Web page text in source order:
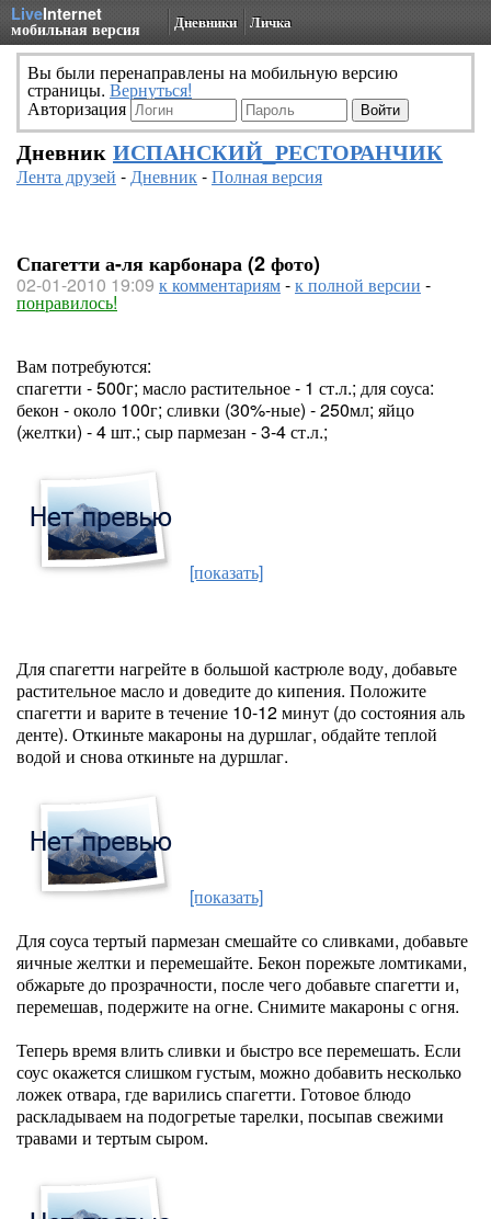
LiveInternet
мобильная версия Дневники Личка
Вы были перенаправлены на мобильную версию
страницы. Вернуться!
Авторизация
Дневник ИСПАНСКИЙ_РЕСТОРАНЧИК
Лента друзей -Дневник-Полная версия
Спагетти а-ля карбонара (2 фото)
02-01-2010 19:09 к комментариям-к полной версии -
понравилось!
Вам потребуются:
спагетти - 500г; масло растительное - 1 ст.л.; для соуса:
бекон - около 100г; сливки (30%-ные) - 250мл; яйцо
(желтки) - 4 шт.; сыр пармезан - 3-4 ст.л.;
[показать]
Для спагетти нагрейте в большой кастрюле воду, добавьте
растительное масло и доведите до кипения. Положите
спагетти и варите в течение 10-12 минут (до состояния аль
денте). Откиньте макароны на дуршлаг, обдайте теплой
водой и снова откиньте на дуршлаг.
[показать]
Для соуса тертый пармезан смешайте со сливками, добавьте
яичные желтки и перемешайте. Бекон порежьте ломтиками,
обжарьте до прозрачности, после чего добавьте спагетти и,
перемешав, подержите на огне. Снимите макароны с огня.
Теперь время влить сливки и быстро все перемешать. Если
соус окажется слишком густым, можно добавить несколько
ложек отвара, где варились спагетти. Готовое блюдо
раскладываем на подогретые тарелки, посыпав свежими
травами и тертым сыром.